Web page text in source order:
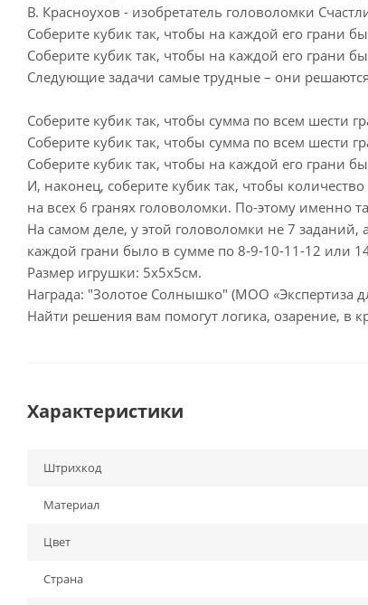
В. Красноухов - изобретатель головоломки
Соберите кубик так, чтобы на каждой его грани
Соберите кубик так, чтобы на каждой его грани
Следующие задачи самые трудные – они
Соберите кубик так, чтобы сумма по всем шести
Соберите кубик так, чтобы сумма по всем шести
Соберите кубик так, чтобы на каждой его грани
И, наконец, соберите кубик так, чтобы
на всех 6 гранях головоломки. По-этому именно
На самом деле, у этой головоломки не 7 заданий,
каждой грани было в сумме по 8-9-10-11-12 или
Размер игрушки: 5х5х5см.
Награда: "Золотое Солнышко" (МОО «Экспертиза
Найти решения вам помогут логика, озарение, в
Характеристики
Штрихкод
Материал
Цвет
Страна